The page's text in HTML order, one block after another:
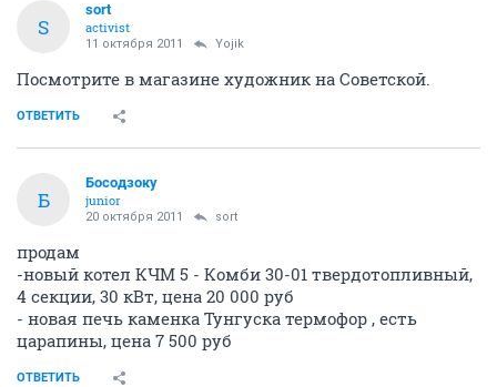
S
sort
activist
11 октября 2011 Yojik
Посмотрите в магазине художник на Советской.
ОТВЕТИТЬ
Б
Босодзоку
junior
20 октября 2011 sort
продам
-новый котел КЧМ 5 - Комби 30-01 твердотопливный,
4 секции, 30 кВт, цена 20 000 руб
- новая печь каменка Тунгуска термофор , есть
царапины, цена 7 500 руб
ОТВЕТИТЬ